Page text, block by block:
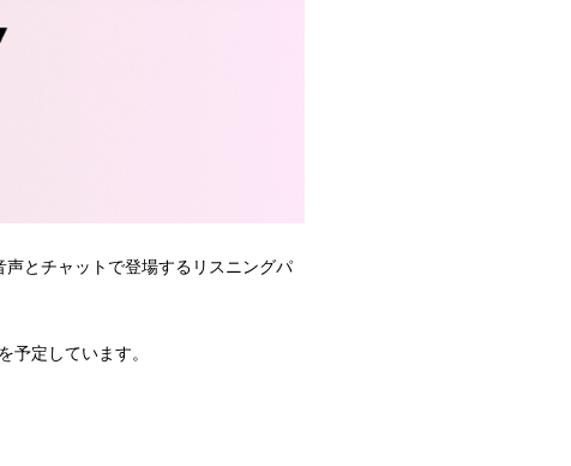
とチャットで登場するリスニングパ
予定しています。